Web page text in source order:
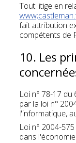
Tout litige en
fait attribution
compétents de
10. Les
Loi n° 78-17
par la loi n°
l'informatique,
Loi n° 2004-
dans